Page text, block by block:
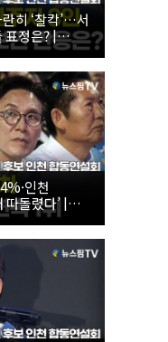
히 ‘찰칵’…서
표정은? |
·최고위원 후
인천
돌렸다’ |
최고위원 후